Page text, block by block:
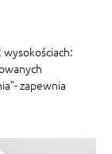
zapewnia